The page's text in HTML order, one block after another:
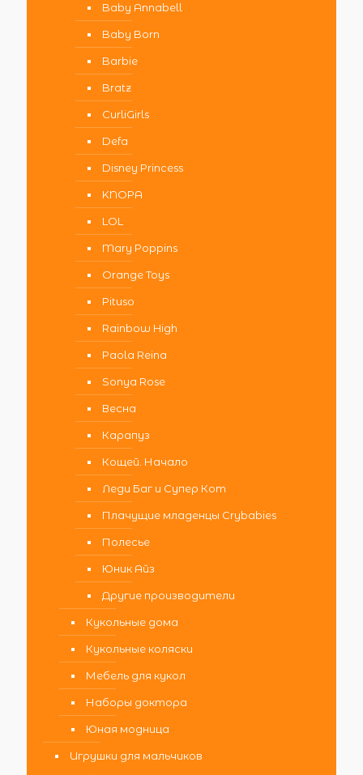
Baby Annabell
Baby Born
Barbie
Bratz
CurliGirls
Defa
Disney Princess
KNOPA
LOL
Mary Poppins
Orange Toys
Pituso
Rainbow High
Paola Reina
Sonya Rose
Весна
Карапуз
Кощей. Начало
Леди Баг и Супер Кот
Плачущие младенцы Crybabies
Полесье
Юник Айз
Другие производители
Кукольные дома
Кукольные коляски
Мебель для кукол
Наборы доктора
Юная модница
Игрушки для мальчиков